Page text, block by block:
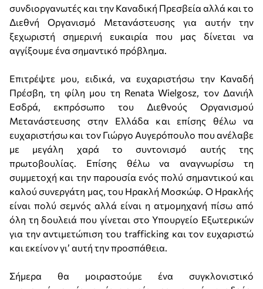
συνδιοργανωτές και την Καναδική Πρεσβεία αλλά και το
Διεθνή Οργανισμό Μετανάστευσης για αυτήν την
ξεχωριστή σημερινή ευκαιρία που μας δίνεται να
αγγίξουμε ένα σημαντικό πρόβλημα.
Επιτρέψτε μου, ειδικά, να ευχαριστήσω την Καναδή
Πρέσβη, τη φίλη μου τη Renata Wielgosz, τον Δανιήλ
Εσδρά, εκπρόσωπο του Διεθνούς Οργανισμού
Μετανάστευσης στην Ελλάδα και επίσης θέλω να
ευχαριστήσω και τον Γιώργο Αυγερόπουλο που ανέλαβε
με μεγάλη χαρά το συντονισμό αυτής της
πρωτοβουλίας. Επίσης θέλω να αναγνωρίσω τη
συμμετοχή και την παρουσία ενός πολύ σημαντικού και
καλού συνεργάτη μας, του Ηρακλή Μοσκώφ. Ο Ηρακλής
είναι πολύ σεμνός αλλά είναι η ατμομηχανή πίσω από
όλη τη δουλειά που γίνεται στο Υπουργείο Εξωτερικών
για την αντιμετώπιση του trafficking και τον ευχαριστώ
και εκείνον γι’ αυτή την προσπάθεια.
Σήμερα θα μοιραστούμε ένα συγκλονιστικό